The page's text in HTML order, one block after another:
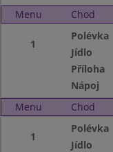
Menu
Chod
1
Polévka
Jídlo
Příloha
Nápoj
Menu
Chod
1
Polévka
Jídlo